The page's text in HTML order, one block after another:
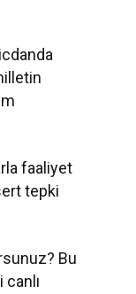
faaliyet
tepki
Bu